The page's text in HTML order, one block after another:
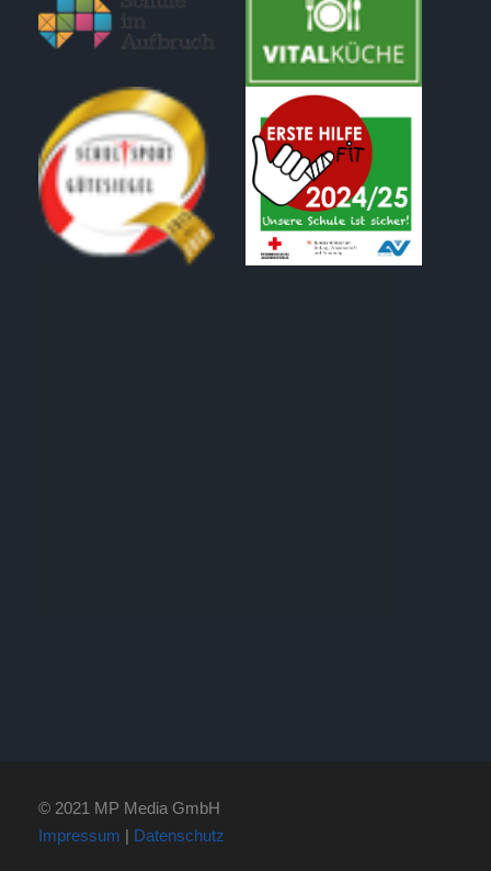
© 2021 MP Media GmbH
Impressum | Datenschutz